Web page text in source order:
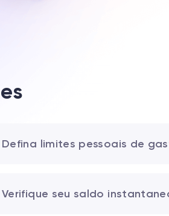
Defina limites pessoais de
Verifique seu saldo